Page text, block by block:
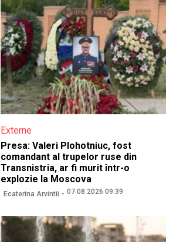
Externe
Presa: Valeri Plohotniuc, fost
comandant al trupelor ruse din
Transnistria, ar fi murit într-o
explozie la Moscova
Ecaterina Arvintii 07.08.2026 09:39